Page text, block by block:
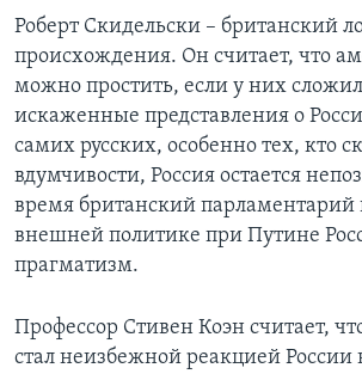
Роберт Скидельски – британский
происхождения. Он считает, что
можно простить, если у них
искаженные представления о
самих русских, особенно тех, кто
вдумчивости, Россия остается
время британский парламентарий
внешней политике при Путине
прагматизм.
Профессор Стивен Коэн считает,
стал неизбежной реакцией России